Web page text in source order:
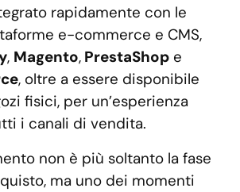
rapidamente con le
e-commerce e CMS,
, Magento, PrestaShop e
, oltre a essere disponibile
fisici, per un’esperienza
i canali di vendita.
non è più soltanto la fase
ma uno dei momenti